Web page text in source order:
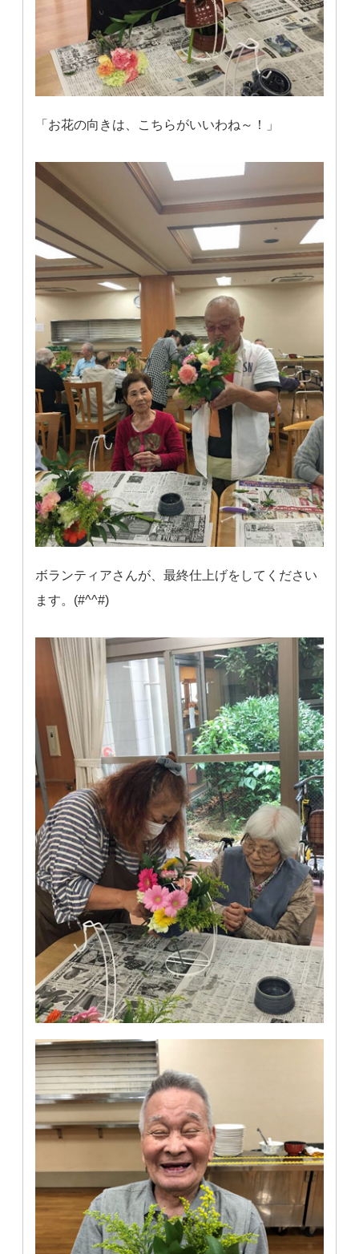
「お花の向きは、こちらがいいわね～！」
ボランティアさんが、最終仕上げをしてください
ます。(#^^#)